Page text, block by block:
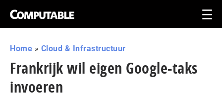
Home » Cloud & Infrastructuur
Frankrijk wil eigen Google-taks
invoeren